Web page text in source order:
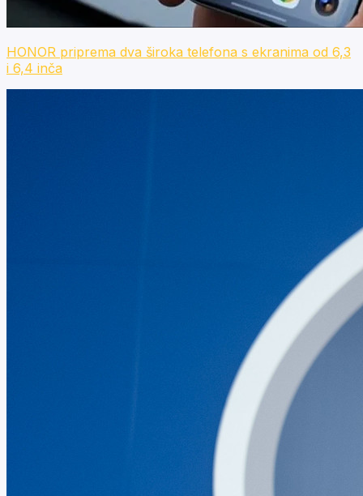
HONOR priprema dva široka telefona s ekranima od 6,3
i 6,4 inča